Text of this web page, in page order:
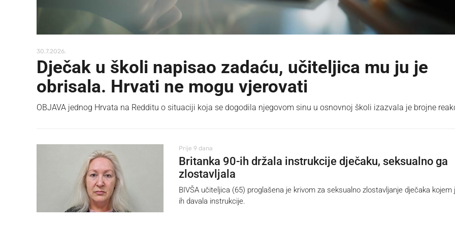
30.7.2026.
Dječak u školi napisao zadaću, učiteljica mu ju je
obrisala. Hrvati ne mogu vjerovati
OBJAVA jednog Hrvata na Redditu o situaciji koja se dogodila njegovom sinu u osnovnoj školi izazvala je brojne
Prije 9 dana
Britanka 90-ih držala instrukcije dječaku, seksualno ga
zlostavljala
BIVŠA učiteljica (65) proglašena je krivom za seksualno zlostavljanje dječaka kojem
ih davala instrukcije.